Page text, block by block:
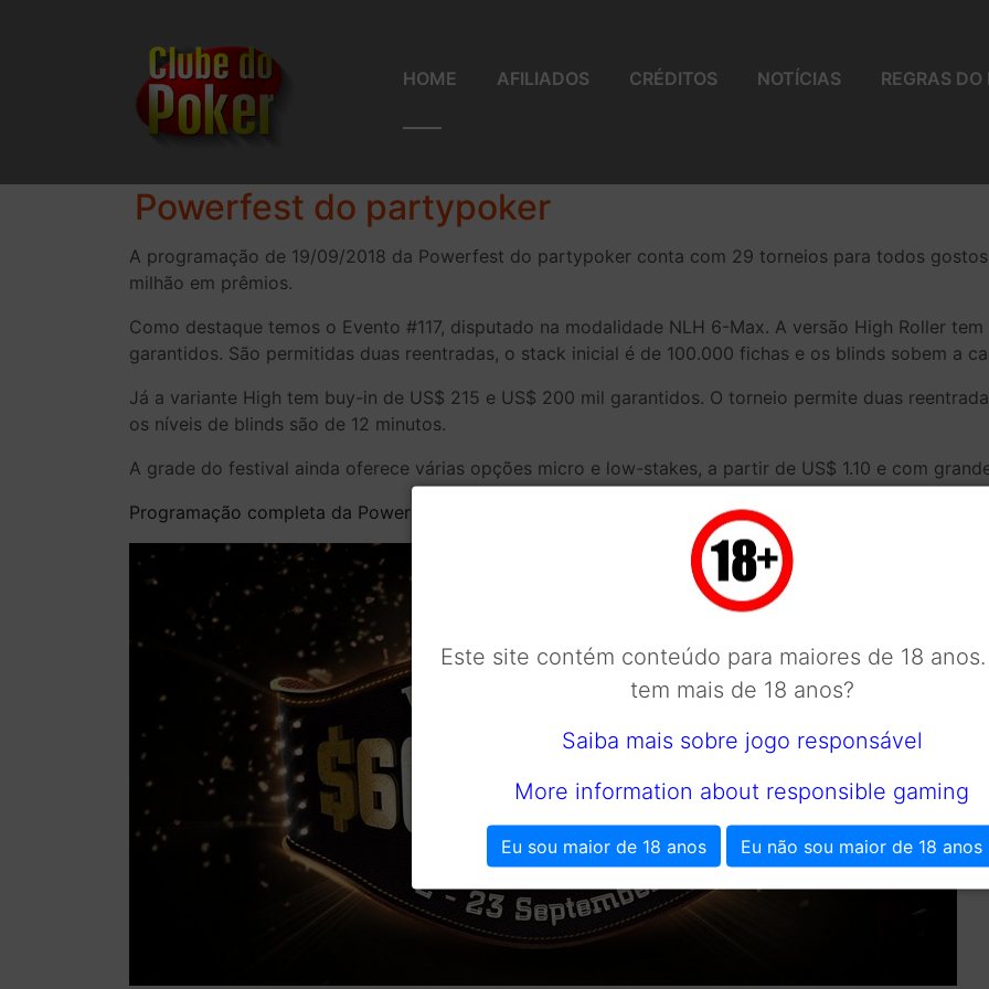
HOME AFILIADOS CRÉDITOS NOTÍCIAS REGRAS DO
Powerfest do partypoker
A programação de 19/09/2018 da Powerfest do partypoker conta com 29 torneios para todos
milhão em prêmios.
Como destaque temos o Evento #117, disputado na modalidade NLH 6-Max. A versão High Roller
garantidos. São permitidas duas reentradas, o stack inicial é de 100.000 fichas e os blinds sobem a
Já a variante High tem buy-in de US$ 215 e US$ 200 mil garantidos. O torneio permite duas
os níveis de blinds são de 12 minutos.
A grade do festival ainda oferece várias opções micro e low-stakes, a partir de US$ 1.10 e com
Programação completa da Powerfest
Este site contém conteúdo para maiores de 18
tem mais de 18 anos?
Saiba mais sobre jogo responsável
More information about responsible gaming
Eu sou maior de 18 anos Eu não sou maior de 18 anos